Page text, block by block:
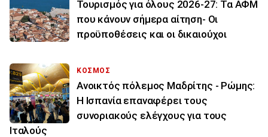
Τουρισμός για όλους 2026-27: Τα ΑΦΜ
που κάνουν σήμερα αίτηση- Οι
προϋποθέσεις και οι δικαιούχοι
ΚΟΣΜΟΣ
Ανοικτός πόλεμος Μαδρίτης - Ρώμης:
Η Ισπανία επαναφέρει τους
συνοριακούς ελέγχους για τους
Ιταλούς